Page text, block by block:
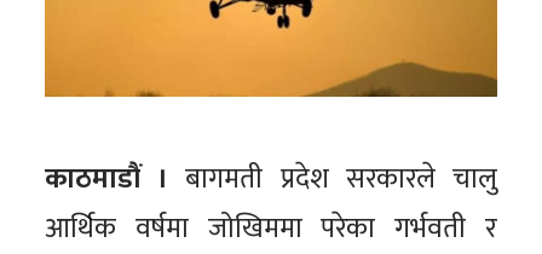
काठमाडौं । बागमती प्रदेश सरकारले चालु
आर्थिक वर्षमा जोखिममा परेका गर्भवती र